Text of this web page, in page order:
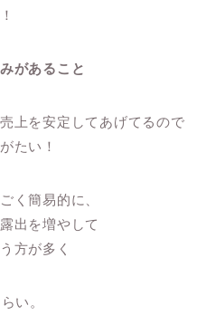
があること
上を安定してあげてるので
たい！
く簡易的に、
出を増やして
方が多く
い。